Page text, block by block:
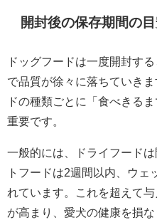
開封後の保存期間の
ドッグフードは一度開封す
で品質が徐々に落ちていき
ドの種類ごとに「食べきる
重要です。
一般的には、ドライフード
トフードは2週間以内、ウェ
れています。これを超えて
が高まり、愛犬の健康を損な